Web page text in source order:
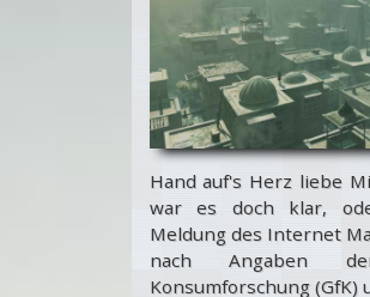
Hand auf's Herz liebe
war es doch klar,
Meldung des Internet
nach Angaben
Konsumforschung (GfK)